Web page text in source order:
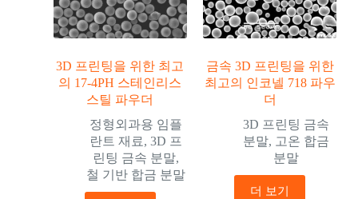
3D 프린팅을 위한 최고
의 17-4PH 스테인리스
스틸 파우더
정형외과용 임플
란트 재료,3D 프
린팅 금속 분말,
철 기반 합금 분말
금속 3D 프린팅을 위한
최고의 인코넬 718 파우
더
3D 프린팅 금속
분말, 고온 합금
분말
더 보기